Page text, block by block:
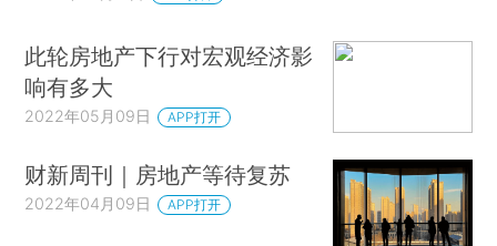
此轮房地产下行对宏观经济影
响有多大
2022年05月09日 APP打开
财新周刊｜房地产等待复苏
2022年04月09日 APP打开